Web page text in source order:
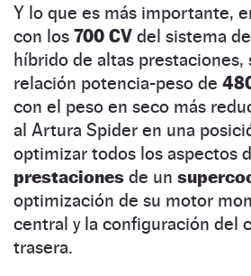
Y lo que es más importante,
con los 700 CV del sistema
híbrido de altas prestaciones,
relación potencia-peso de
con el peso en seco más
al Artura Spider en una
optimizar todos los aspectos
prestaciones de un
optimización de su motor
central y la configuración del
trasera.